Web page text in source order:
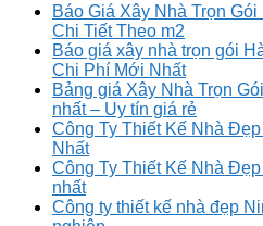
Báo Giá Xây Nhà Trọn
Chi Tiết Theo m2
Báo giá xây nhà trọn gói
Chi Phí Mới Nhất
Bảng giá Xây Nhà Trọn
nhất – Uy tín giá rẻ
Công Ty Thiết Kế Nhà
Nhất
Công Ty Thiết Kế Nhà
nhất
Công ty thiết kế nhà đẹp